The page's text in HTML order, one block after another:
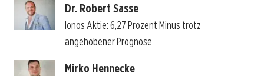
Dr. Robert Sasse
Ionos Aktie: 6,27 Prozent Minus trotz
angehobener Prognose
Mirko Hennecke